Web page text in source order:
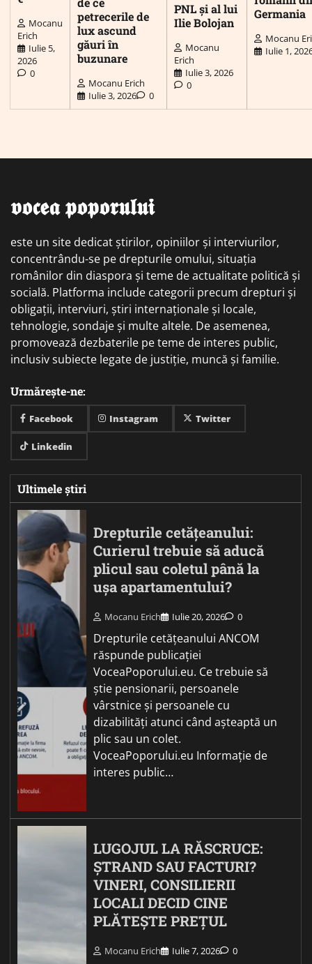
Mocanu
Erich
Iulie 5,
2026
0
petrecerile de
lux ascund
găuri în
buzunare
Mocanu Erich
Iulie 3, 2026
0
PNL și al lui
Ilie Bolojan
Mocanu
Erich
Iulie 3, 2026
0
Germania
Mocanu
Iulie 1,
𝖛𝖔𝖈𝖊𝖆 𝖕𝖔𝖕𝖔𝖗𝖚𝖑𝖚𝖎
este un site dedicat știrilor, opiniilor și interviurilor,
concentrându-se pe drepturile omului, situația
românilor din diaspora și teme de actualitate politică și
socială. Platforma include categorii precum drepturi și
obligații, interviuri, știri internaționale și locale,
tehnologie, sondaje și multe altele. De asemenea,
promovează dezbaterile pe teme de interes public,
inclusiv subiecte legate de justiție, muncă și familie.
Urmărește-ne:
Facebook Instagram Twitter
Linkedin
Ultimele știri
Drepturile cetățeanului:
Curierul trebuie să aducă
plicul sau coletul până la
ușa apartamentului?
Mocanu Erich Iulie 20, 2026 0
Drepturile cetățeanului ANCOM
răspunde publicației
VoceaPoporului.eu. Ce trebuie să
știe pensionarii, persoanele
vârstnice și persoanele cu
dizabilități atunci când așteaptă un
plic sau un colet.
VoceaPoporului.eu Informație de
interes public…
LUGOJUL LA RĂSCRUCE:
ȘTRAND SAU FACTURI?
VINERI, CONSILIERII
LOCALI DECID CINE
PLĂTEȘTE PREȚUL
Mocanu Erich Iulie 7, 2026 0